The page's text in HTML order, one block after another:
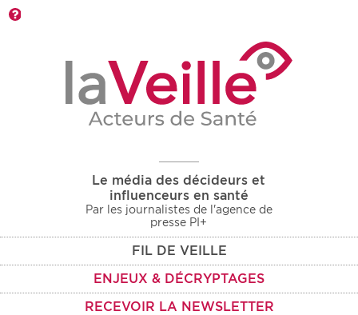
Le média des décideurs et
influenceurs en santé
Par les journalistes de l'agence de
presse PI+
FIL DE VEILLE
ENJEUX & DÉCRYPTAGES
RECEVOIR LA NEWSLETTER